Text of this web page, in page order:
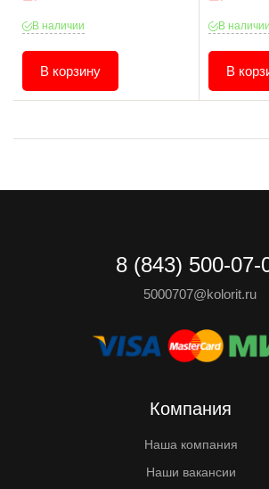
В наличии
В корзину
В наличии
В
8 (843) 500-07-
5000707@kolorit.ru
Компания
Наша компания
Наши вакансии